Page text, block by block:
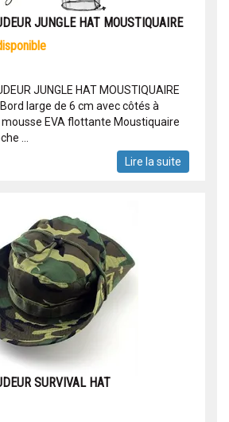
JUNGLE HAT MOUSTIQUAIRE
JUNGLE HAT MOUSTIQUAIRE
large de 6 cm avec côtés à
EVA flottante Moustiquaire
...
Lire la suite
SURVIVAL HAT